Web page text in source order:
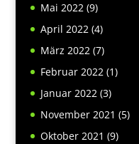
Mai 2022(9)
April 2022(4)
März 2022(7)
Februar 2022(1)
Januar 2022(3)
November 2021 (5)
Oktober 2021 (9)